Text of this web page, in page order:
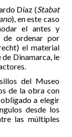
Díaz (Stabat
), en este caso
el antes y
de ordenar por
el material
Dinamarca, le
del Museo
de la obra con
a elegir
desde los
las múltiples